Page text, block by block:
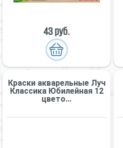
43 руб.
Краски акварельные Луч
Классика Юбилейная 12
цвето...